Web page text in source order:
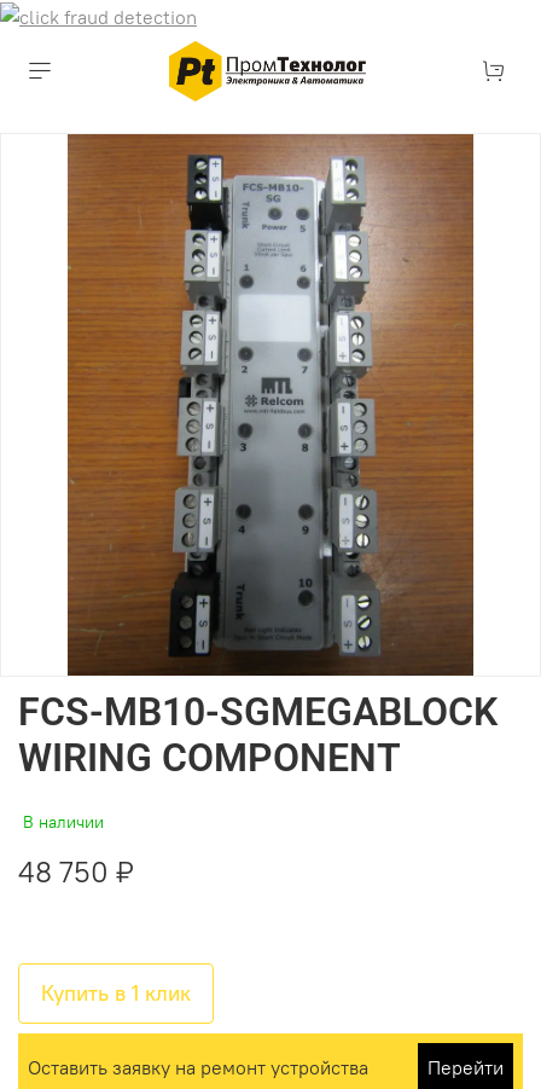
FCS-MB10-SGMEGABLOCK
WIRING COMPONENT
В наличии
48 750 ₽
Купить в 1 клик
Оставить заявку на ремонт устройства Перейти